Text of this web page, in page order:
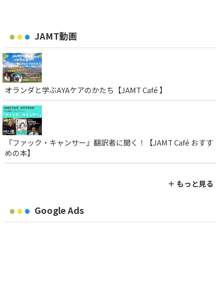
JAMT動画
オランダと学ぶAYAケアのかたち【JAMT Café 】
『ファック・キャンサー』翻訳者に聞く！【JAMT Café おすす
めの本】
＋ もっと見る
Google Ads